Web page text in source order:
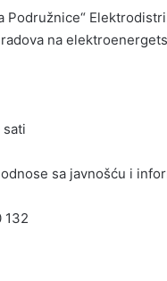
na
sati
sa javnošću i
132